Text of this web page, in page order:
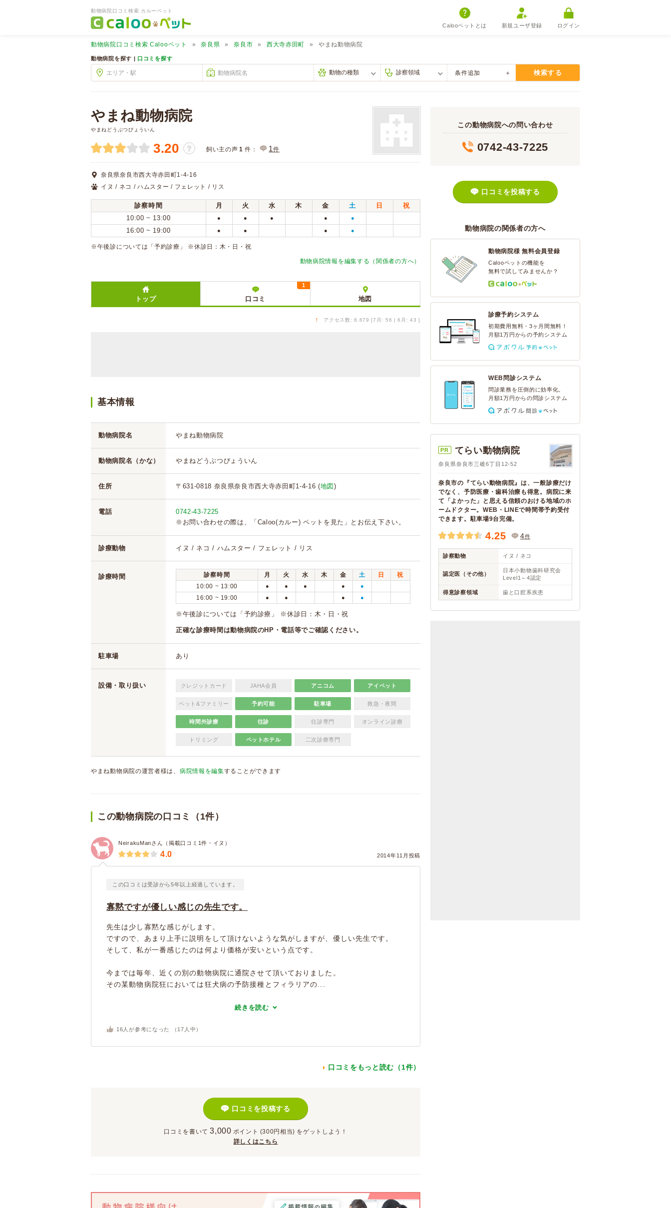
動物病院口コミ検索 カルーペット
Calooペットとは 新規ユーザ登録 ログイン
動物病院口コミ検索 Calooペット 奈良県 奈良市 西大寺赤田町 やまね動物病院
動物病院を探す | 口コミを探す
条件追加 検索する
やまね動物病院
やまねどうぶつびょういん
3.20 ？ 飼い主の声 1 件： 1件
奈良県奈良市西大寺赤田町1-4-16
イヌ / ネコ / ハムスター / フェレット / リス
診察時間 月 火 水 木 金 土 日
祝
10:00 ~ 13:00
● ● ● ● ●
16:00 ~ 19:00 ● ● ● ●
※午後診については「予約診療」 ※休診日：木・日・祝
動物病院情報を編集する（関係者の方へ）
トップ 口コミ
1
地図
↑ アクセス数: 8,679 [7月: 56 | 6月: 43 ]
基本情報
動物病院名 やまね動物病院
動物病院名（かな） やまねどうぶつびょういん
住所 〒631-0818 奈良県奈良市西大寺赤田町1-4-16 (地図 )
電話
0742-43-7225
※お問い合わせの際は、「Caloo(カルー) ペットを見た」とお伝え下さい。
診療動物 イヌ / ネコ / ハムスター / フェレット / リス
診療時間 診察時間 月 火 水 木 金 土 日
祝
10:00 ~ 13:00
● ● ● ● ●
16:00 ~ 19:00 ● ● ● ●
※午後診については「予約診療」 ※休診日：木・日・祝
正確な診療時間は動物病院のHP・電話等でご確認ください。
駐車場 あり
設備・取り扱い クレジットカード JAHA会員 アニコム アイペット
ペット&ファミリー 予約可能 駐車場 救急・夜間
時間外診療 往診 往診専門 オンライン診療
トリミング ペットホテル 二次診療専門
やまね動物病院の運営者様は、 病院情報を編集することができます
この動物病院の口コミ（1件）
NeirakuManさん（掲載口コミ1件・イヌ）
2014年11月投稿
4.0
この口コミは受診から5年以上経過しています。
寡黙ですが優しい感じの先生です。
先生は少し寡黙な感じがします。
ですので、あまり上手に説明をして頂けないような気がしますが、優しい先生です。
そして、私が一番感じたのは何より価格が安いという点です。
今までは毎年、近くの別の動物病院に通院させて頂いておりました。
その某動物病院狂においては狂犬病の予防接種とフィラリアの...
続きを読む
16 人が参考になった （ 17 人中）
口コミをもっと読む（1件）
口コミを投稿する
口コミを書いて 3,000 ポイント (300円相当) をゲットしよう！
詳しくはこちら
この動物病院への問い合わせ
0742-43-7225
口コミを投稿する
動物病院の関係者の方へ
動物病院様 無料会員登録
Calooペットの機能を
無料で試してみませんか？
診療予約システム
初期費用無料・3ヶ月間無料！
月額1万円からの予約システム
WEB問診システム
問診業務を圧倒的に効率化。
月額1万円からの問診システム
PR てらい動物病院
奈良県奈良市三碓6丁目12-52
奈良市の『てらい動物病院』は、一般診療だけ
でなく、予防医療・歯科治療も得意。病院に来
て「よかった」と思える信頼のおける地域のホ
ームドクター。WEB・LINEで時間帯予約受付
できます。駐車場9台完備。
4.25 4件
診察動物 イヌ / ネコ
認定医（その他）
日本小動物歯科研究会
Level1～4認定
得意診察領域 歯と口腔系疾患